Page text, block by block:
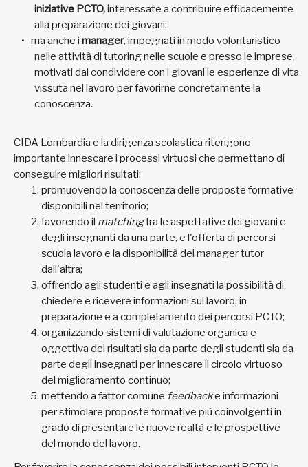
iniziative PCTO, interessate a contribuire efficacemente
alla preparazione dei giovani;
ma anche i manager, impegnati in modo volontaristico
nelle attività di tutoring nelle scuole e presso le imprese,
motivati dal condividere con i giovani le esperienze di vita
vissuta nel lavoro per favorirne concretamente la
conoscenza.
CIDA Lombardia e la dirigenza scolastica ritengono
importante innescare i processi virtuosi che permettano di
conseguire migliori risultati:
promuovendo la conoscenza delle proposte formative
disponibili nel territorio;
favorendo il matchingfra le aspettative dei giovani e
degli insegnanti da una parte, e l'offerta di percorsi
scuola lavoro e la disponibilità dei manager tutor
dall'altra;
offrendo agli studenti e agli insegnati la possibilità di
chiedere e ricevere informazioni sul lavoro, in
preparazione e a completamento dei percorsi PCTO;
organizzando sistemi di valutazione organica e
oggettiva dei risultati sia da parte degli studenti sia da
parte degli insegnati per innescare il circolo virtuoso
del miglioramento continuo;
mettendo a fattor comune feedbacke informazioni
per stimolare proposte formative più coinvolgenti in
grado di presentare le nuove realtà e le prospettive
del mondo del lavoro.